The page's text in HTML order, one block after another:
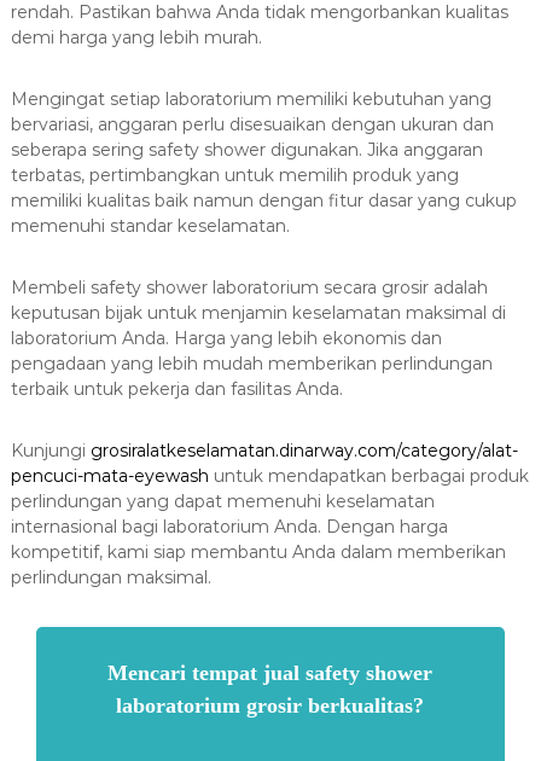
rendah. Pastikan bahwa Anda tidak mengorbankan kualitas
demi harga yang lebih murah.
Mengingat setiap laboratorium memiliki kebutuhan yang
bervariasi, anggaran perlu disesuaikan dengan ukuran dan
seberapa sering safety shower digunakan. Jika anggaran
terbatas, pertimbangkan untuk memilih produk yang
memiliki kualitas baik namun dengan fitur dasar yang cukup
memenuhi standar keselamatan.
Membeli safety shower laboratorium secara grosir adalah
keputusan bijak untuk menjamin keselamatan maksimal di
laboratorium Anda. Harga yang lebih ekonomis dan
pengadaan yang lebih mudah memberikan perlindungan
terbaik untuk pekerja dan fasilitas Anda.
Kunjungi grosiralatkeselamatan.dinarway.com/category/alat-
pencuci-mata-eyewash untuk mendapatkan berbagai produk
perlindungan yang dapat memenuhi keselamatan
internasional bagi laboratorium Anda. Dengan harga
kompetitif, kami siap membantu Anda dalam memberikan
perlindungan maksimal.
Mencari tempat jual safety shower
laboratorium grosir berkualitas?